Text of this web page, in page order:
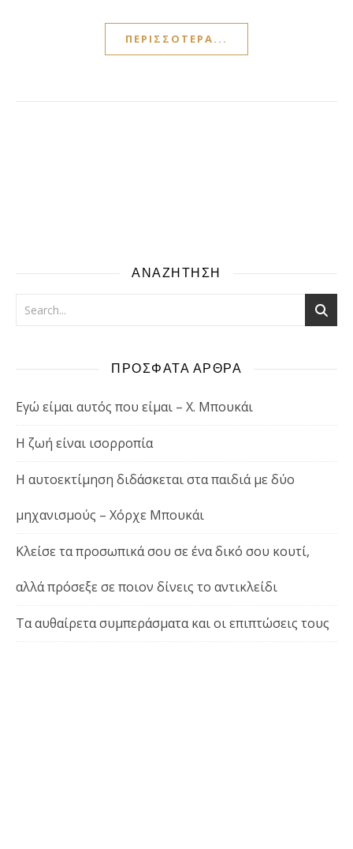
ΠΕΡΙΣΣΌΤΕΡΑ...
ΑΝΑΖΗΤΗΣΗ
ΠΡΟΣΦΑΤΑ ΑΡΘΡΑ
Εγώ είμαι αυτός που είμαι – Χ. Μπουκάι
Η ζωή είναι ισορροπία
Η αυτοεκτίμηση διδάσκεται στα παιδιά με δύο
μηχανισμούς – Χόρχε Μπουκάι
Κλείσε τα προσωπικά σου σε ένα δικό σου κουτί,
αλλά πρόσεξε σε ποιον δίνεις το αντικλείδι
Τα αυθαίρετα συμπεράσματα και οι επιπτώσεις τους